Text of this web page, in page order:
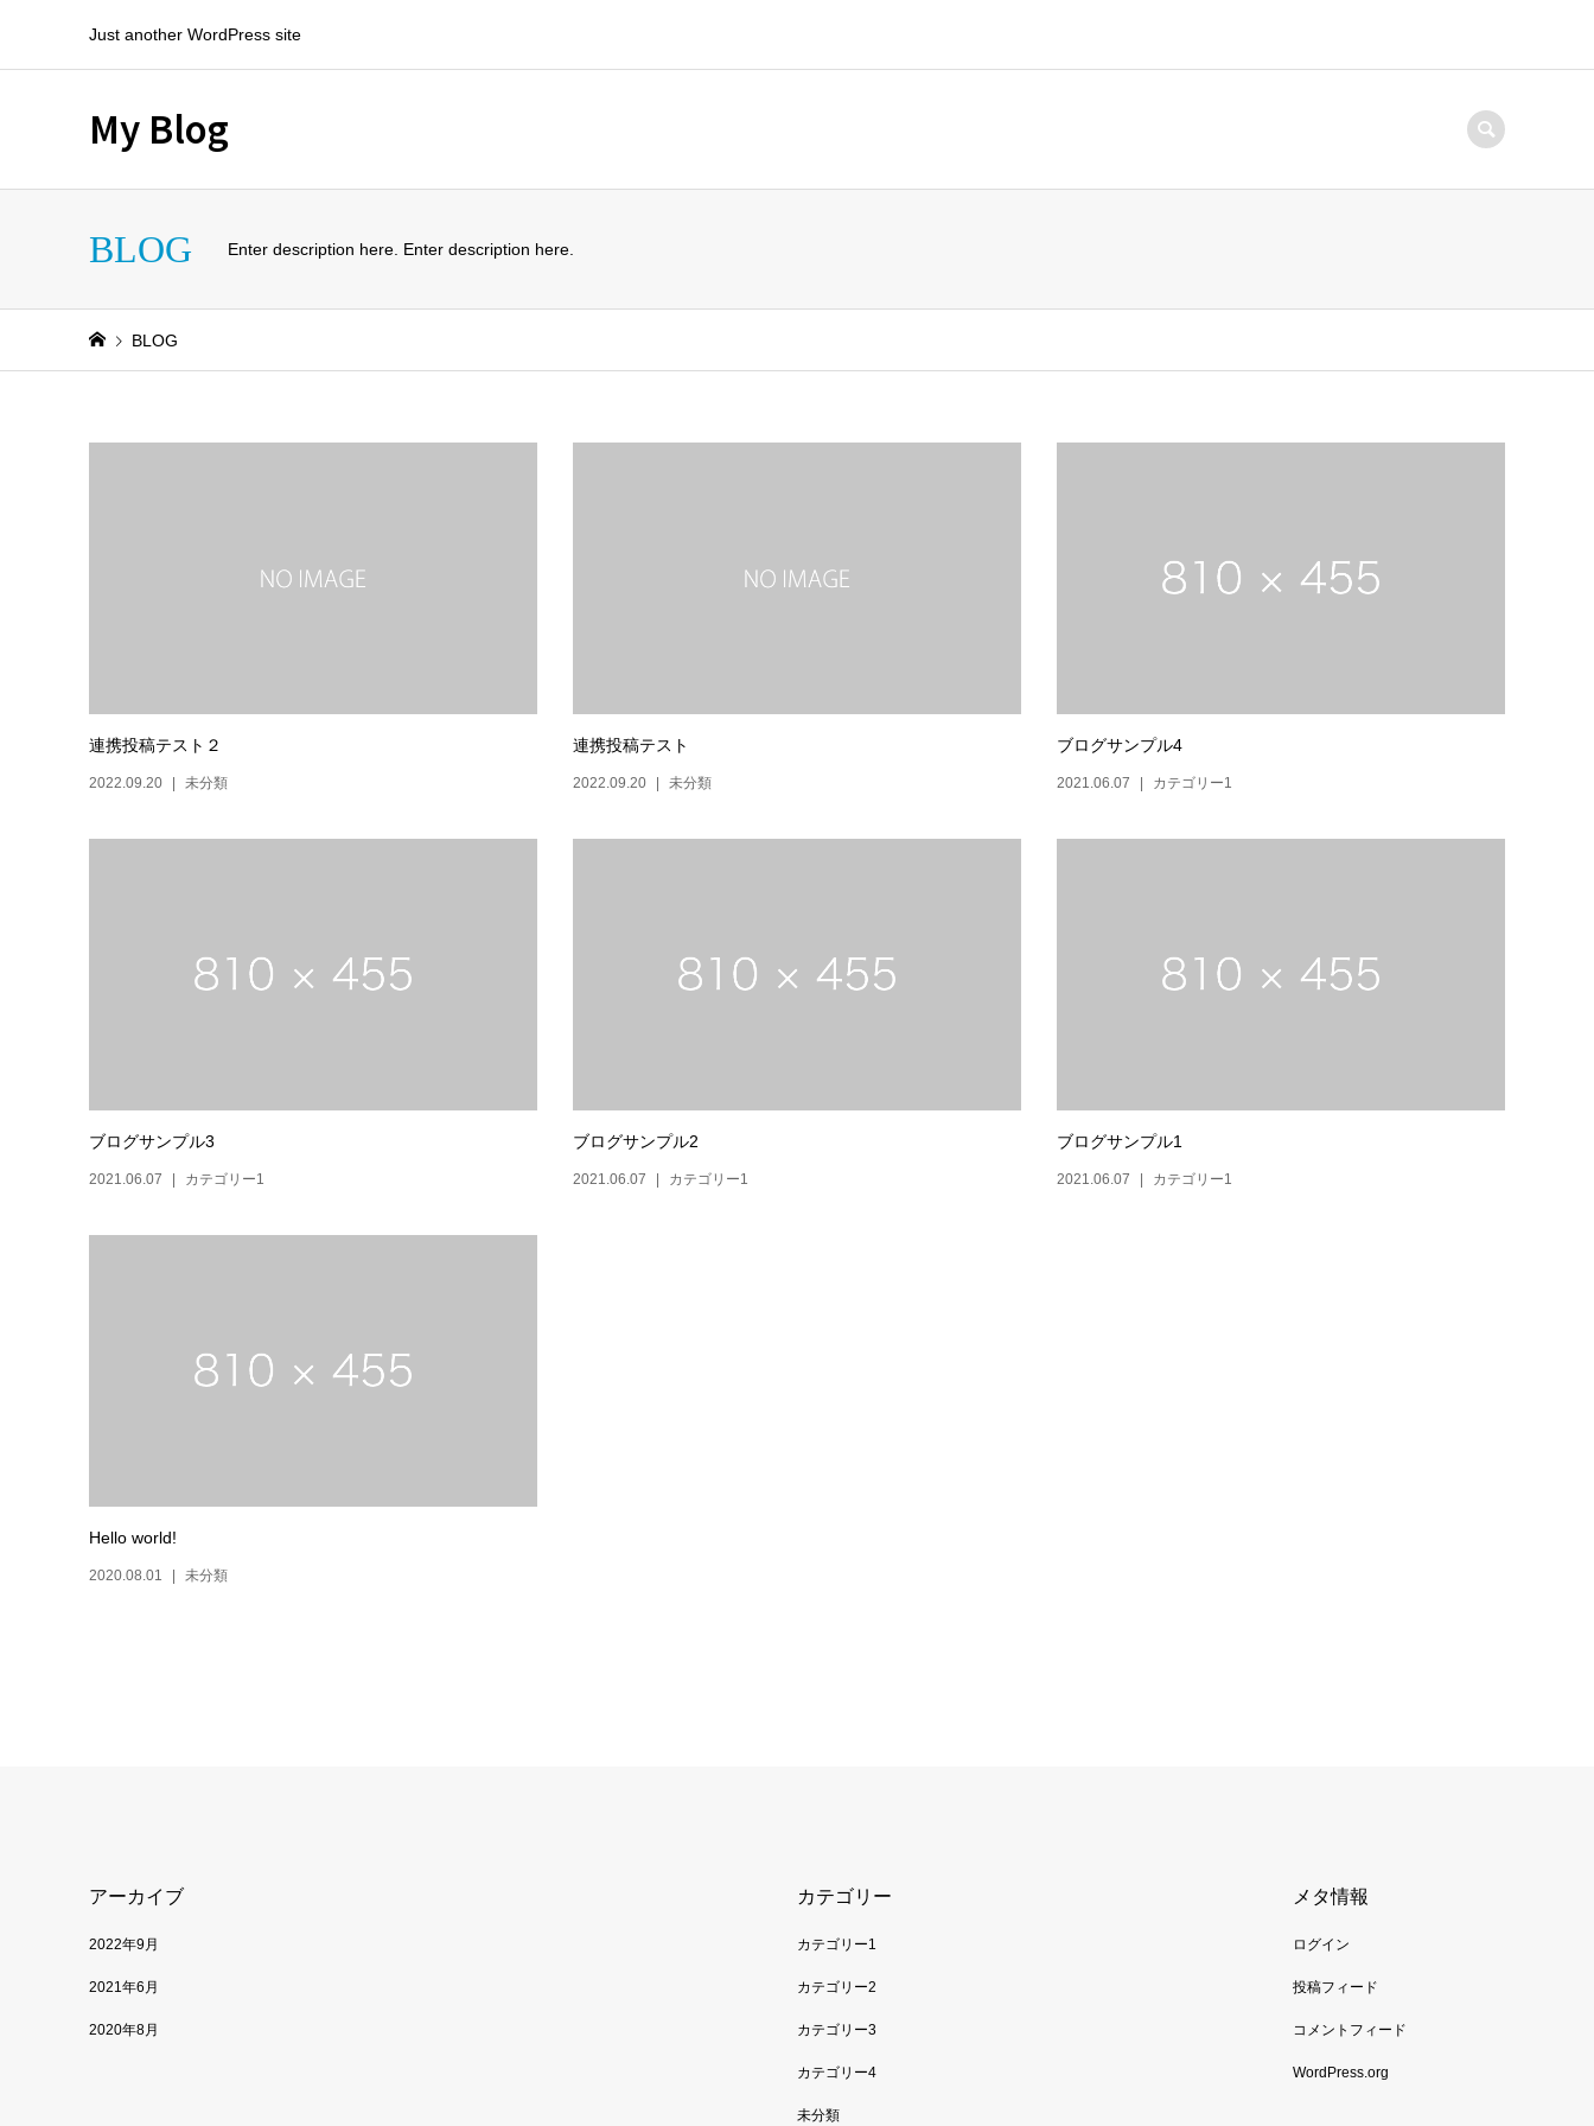
Just another WordPress site
My Blog
BLOG Enter description here. Enter description here.
BLOG
連携投稿テスト２
2022.09.20 未分類
連携投稿テスト
2022.09.20 未分類
ブログサンプル4
2021.06.07 カテゴリー1
ブログサンプル3
2021.06.07 カテゴリー1
ブログサンプル2
2021.06.07 カテゴリー1
ブログサンプル1
2021.06.07 カテゴリー1
Hello world!
2020.08.01 未分類
アーカイブ
2022年9月
2021年6月
2020年8月
カテゴリー
カテゴリー1
カテゴリー2
カテゴリー3
カテゴリー4
未分類
メタ情報
ログイン
投稿フィード
コメントフィード
WordPress.org